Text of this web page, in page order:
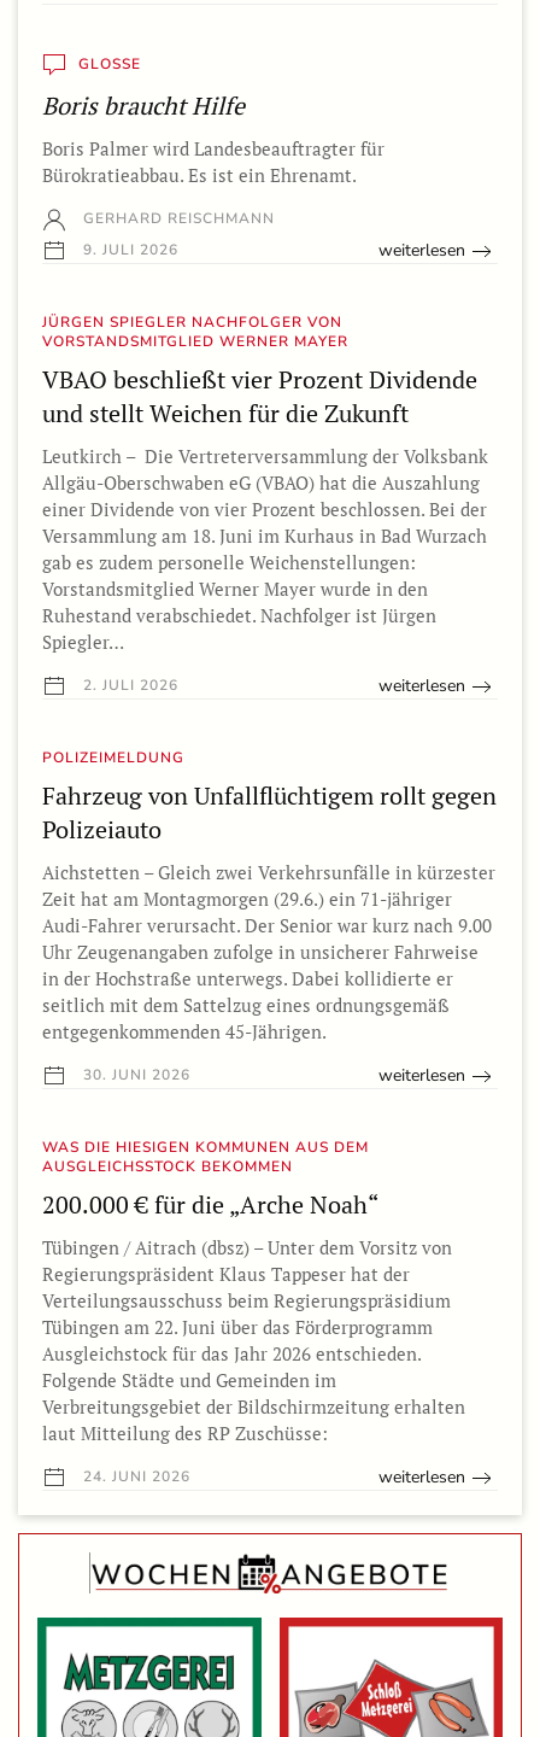
GLOSSE
Boris braucht Hilfe
Boris Palmer wird Landesbeauftragter für
Bürokratieabbau. Es ist ein Ehrenamt.
GERHARD REISCHMANN
9. JULI 2026
weiterlesen
JÜRGEN SPIEGLER NACHFOLGER VON
VORSTANDSMITGLIED WERNER MAYER
VBAO beschließt vier Prozent Dividende
und stellt Weichen für die Zukunft
Leutkirch – Die Vertreterversammlung der Volksbank
Allgäu-Oberschwaben eG (VBAO) hat die Auszahlung
einer Dividende von vier Prozent beschlossen. Bei der
Versammlung am 18. Juni im Kurhaus in Bad Wurzach
gab es zudem personelle Weichenstellungen:
Vorstandsmitglied Werner Mayer wurde in den
Ruhestand verabschiedet. Nachfolger ist Jürgen
Spiegler…
2. JULI 2026 weiterlesen
POLIZEIMELDUNG
Fahrzeug von Unfallflüchtigem rollt gegen
Polizeiauto
Aichstetten – Gleich zwei Verkehrsunfälle in kürzester
Zeit hat am Montagmorgen (29.6.) ein 71-jähriger
Audi-Fahrer verursacht. Der Senior war kurz nach 9.00
Uhr Zeugenangaben zufolge in unsicherer Fahrweise
in der Hochstraße unterwegs. Dabei kollidierte er
seitlich mit dem Sattelzug eines ordnungsgemäß
entgegenkommenden 45-Jährigen.
30. JUNI 2026 weiterlesen
WAS DIE HIESIGEN KOMMUNEN AUS DEM
AUSGLEICHSSTOCK BEKOMMEN
200.000 € für die „Arche Noah“
Tübingen / Aitrach (dbsz) – Unter dem Vorsitz von
Regierungspräsident Klaus Tappeser hat der
Verteilungsausschuss beim Regierungspräsidium
Tübingen am 22. Juni über das Förderprogramm
Ausgleichstock für das Jahr 2026 entschieden.
Folgende Städte und Gemeinden im
Verbreitungsgebiet der Bildschirmzeitung erhalten
laut Mitteilung des RP Zuschüsse:
24. JUNI 2026 weiterlesen